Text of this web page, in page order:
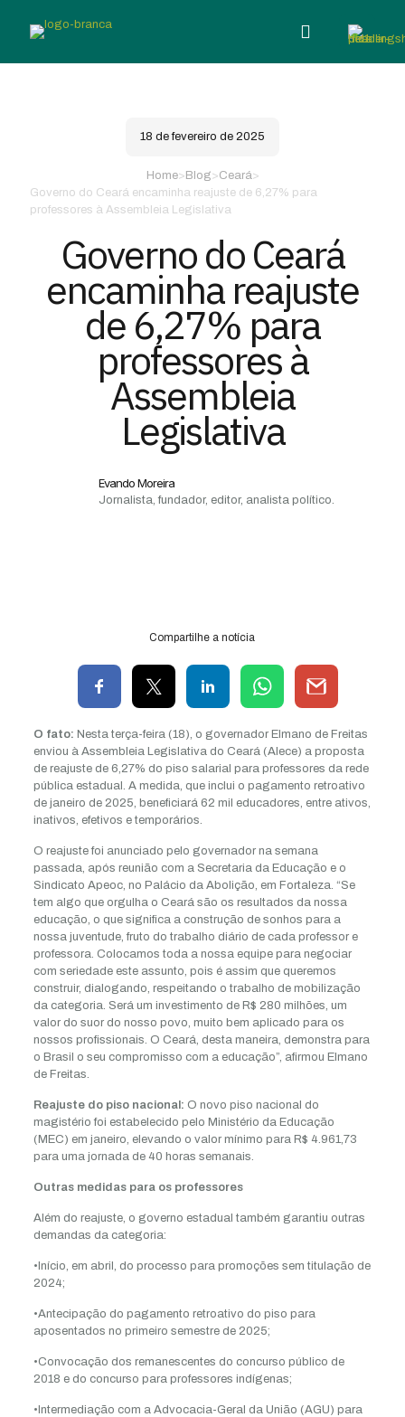
18 de fevereiro de 2025
Home> Blog>Ceará>
Governo do Ceará encaminha reajuste de 6,27% para
professores à Assembleia Legislativa
Governo do Ceará
encaminha reajuste
de 6,27% para
professores à
Assembleia
Legislativa
Evando Moreira
Jornalista, fundador, editor, analista político.
Compartilhe a notícia
O fato: Nesta terça-feira (18), o governador Elmano de Freitas
enviou à Assembleia Legislativa do Ceará (Alece) a proposta
de reajuste de 6,27% do piso salarial para professores da rede
pública estadual. A medida, que inclui o pagamento retroativo
de janeiro de 2025, beneficiará 62 mil educadores, entre ativos,
inativos, efetivos e temporários.
O reajuste foi anunciado pelo governador na semana
passada, após reunião com a Secretaria da Educação e o
Sindicato Apeoc, no Palácio da Abolição, em Fortaleza. “Se
tem algo que orgulha o Ceará são os resultados da nossa
educação, o que significa a construção de sonhos para a
nossa juventude, fruto do trabalho diário de cada professor e
professora. Colocamos toda a nossa equipe para negociar
com seriedade este assunto, pois é assim que queremos
construir, dialogando, respeitando o trabalho de mobilização
da categoria. Será um investimento de R$ 280 milhões, um
valor do suor do nosso povo, muito bem aplicado para os
nossos profissionais. O Ceará, desta maneira, demonstra para
o Brasil o seu compromisso com a educação”, afirmou Elmano
de Freitas.
Reajuste do piso nacional: O novo piso nacional do
magistério foi estabelecido pelo Ministério da Educação
(MEC) em janeiro, elevando o valor mínimo para R$ 4.961,73
para uma jornada de 40 horas semanais.
Outras medidas para os professores
Além do reajuste, o governo estadual também garantiu outras
demandas da categoria:
•Início, em abril, do processo para promoções sem titulação de
2024;
•Antecipação do pagamento retroativo do piso para
aposentados no primeiro semestre de 2025;
•Convocação dos remanescentes do concurso público de
2018 e do concurso para professores indígenas;
•Intermediação com a Advocacia-Geral da União (AGU) para